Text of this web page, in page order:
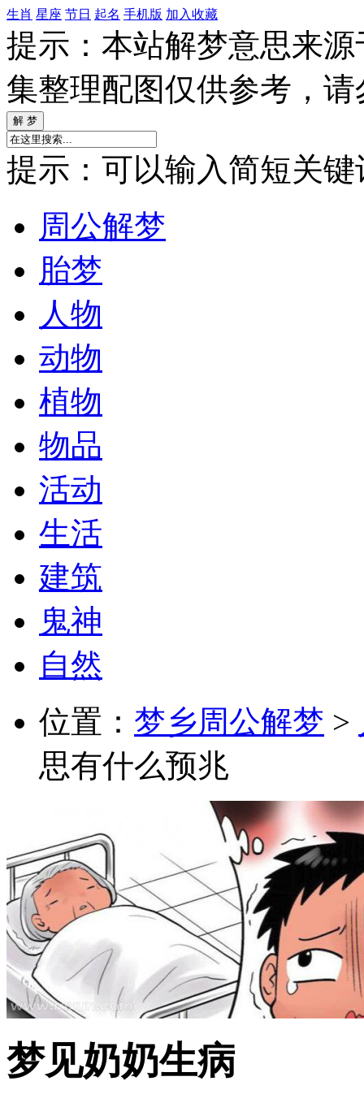
生肖 星座 节日 起名 手机版 加入收藏
提示：本站解梦意思来
集整理配图仅供参考，
提示：可以输入简短关键
周公解梦
胎梦
人物
动物
植物
物品
活动
生活
建筑
鬼神
自然
位置： 梦乡周公解梦 >
思有什么预兆
梦见奶奶生病